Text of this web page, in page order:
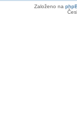
Založeno na